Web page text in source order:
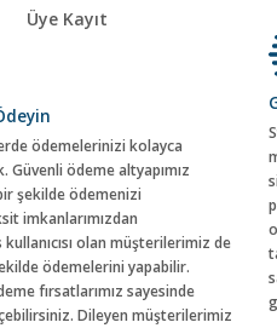
Üye Kayıt
ödemelerinizi kolayca
Güvenli ödeme altyapımız
şekilde ödemenizi
imkanlarımızdan
olan müşterilerimiz de
ödemelerini yapabilir.
fırsatlarımız sayesinde
Dileyen müşterilerimiz